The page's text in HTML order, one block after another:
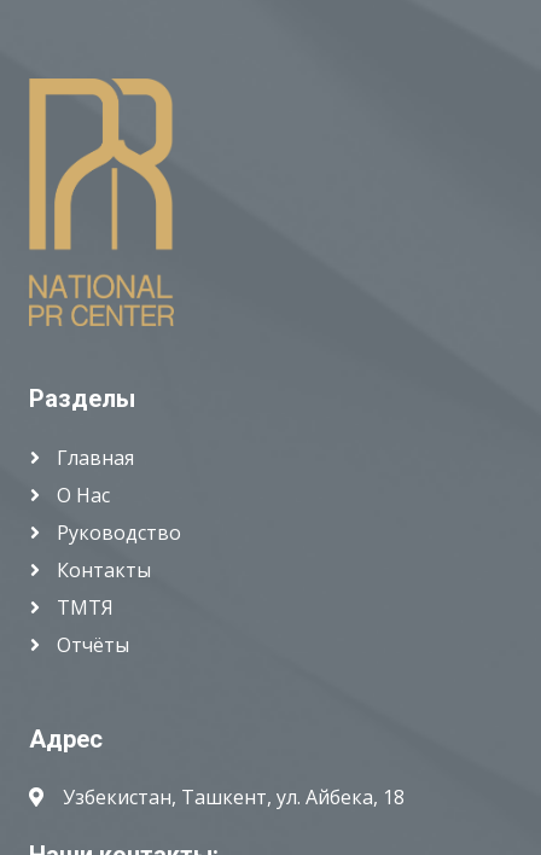
Разделы
Главная
О Нас
Руководство
Контакты
ТМТЯ
Отчёты
Адрес
Узбекистан, Ташкент, ул. Айбека, 18